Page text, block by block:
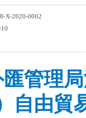
X-2020-0002
匯管理
自由